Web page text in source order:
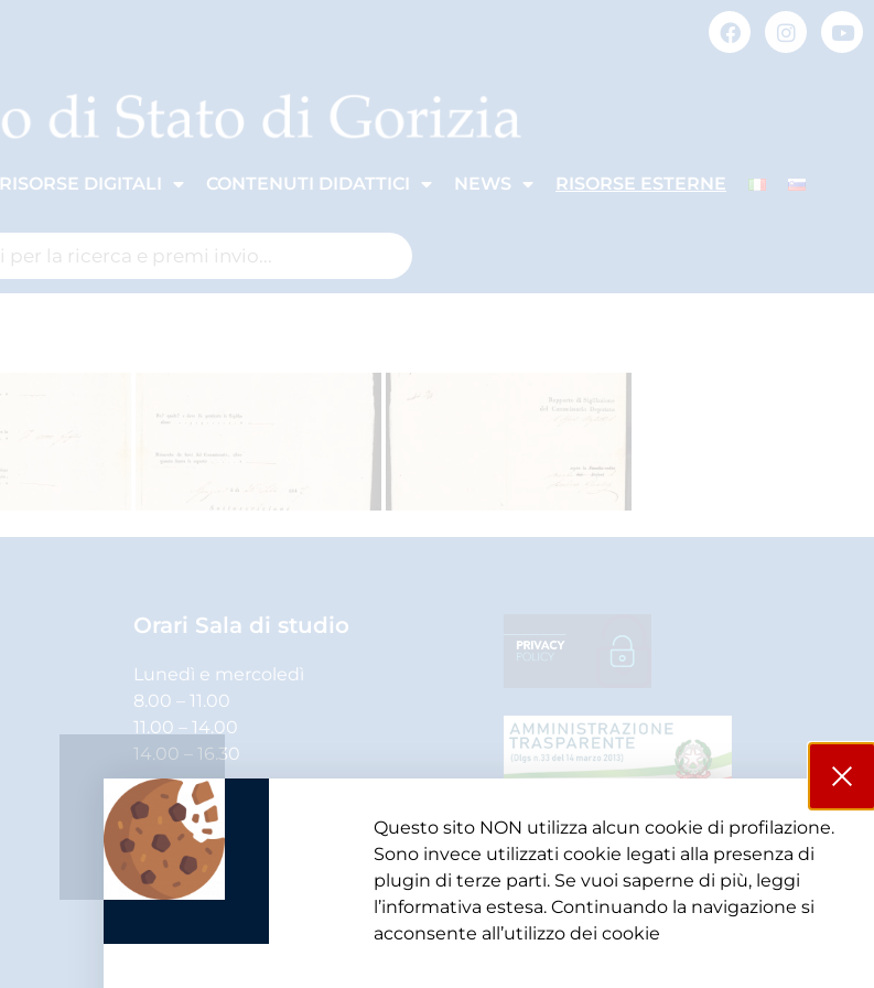
RISORSE DIGITALI CONTENUTI DIDATTICI NEWS RISORSE ESTERNE
Orari Sala di studio
Lunedì e mercoledì
8.00 – 11.00
11.00 – 14.00
14.00 – 16.30
Martedì, giovedì e venerdì
8.00 – 11.00
11.00 – 14.00
Questo sito NON utilizza alcun cookie di profilazione.
Sono invece utilizzati cookie legati alla presenza di
plugin di terze parti. Se vuoi saperne di più, leggi
l’informativa estesa. Continuando la navigazione si
acconsente all’utilizzo dei cookie​